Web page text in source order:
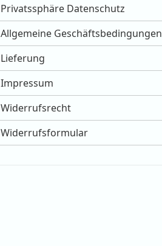
Privatssphäre Datenschutz
Allgemeine Geschäftsbedingungen
Lieferung
Impressum
Widerrufsrecht
Widerrufsformular